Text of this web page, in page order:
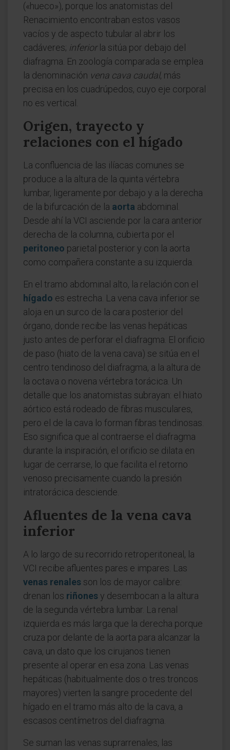
(«hueco»), porque los anatomistas del
Renacimiento encontraban estos vasos
vacíos y de aspecto tubular al abrir los
cadáveres; inferiorla sitúa por debajo del
diafragma. En zoología comparada se emplea
la denominación vena cava caudal, más
precisa en los cuadrúpedos, cuyo eje corporal
no es vertical.
Origen, trayecto y
relaciones con el hígado
La confluencia de las ilíacas comunes se
produce a la altura de la quinta vértebra
lumbar, ligeramente por debajo y a la derecha
de la bifurcación de la aorta abdominal.
Desde ahí la VCI asciende por la cara anterior
derecha de la columna, cubierta por el
peritoneo parietal posterior y con la aorta
como compañera constante a su izquierda.
En el tramo abdominal alto, la relación con el
hígado es estrecha. La vena cava inferior se
aloja en un surco de la cara posterior del
órgano, donde recibe las venas hepáticas
justo antes de perforar el diafragma. El orificio
de paso (hiato de la vena cava) se sitúa en el
centro tendinoso del diafragma, a la altura de
la octava o novena vértebra torácica. Un
detalle que los anatomistas subrayan: el hiato
aórtico está rodeado de fibras musculares,
pero el de la cava lo forman fibras tendinosas.
Eso significa que al contraerse el diafragma
durante la inspiración, el orificio se dilata en
lugar de cerrarse, lo que facilita el retorno
venoso precisamente cuando la presión
intratorácica desciende.
Afluentes de la vena cava
inferior
A lo largo de su recorrido retroperitoneal, la
VCI recibe afluentes pares e impares. Las
venas renales son los de mayor calibre:
drenan los riñonesy desembocan a la altura
de la segunda vértebra lumbar. La renal
izquierda es más larga que la derecha porque
cruza por delante de la aorta para alcanzar la
cava, un dato que los cirujanos tienen
presente al operar en esa zona. Las venas
hepáticas (habitualmente dos o tres troncos
mayores) vierten la sangre procedente del
hígado en el tramo más alto de la cava, a
escasos centímetros del diafragma.
Se suman las venas suprarrenales, las